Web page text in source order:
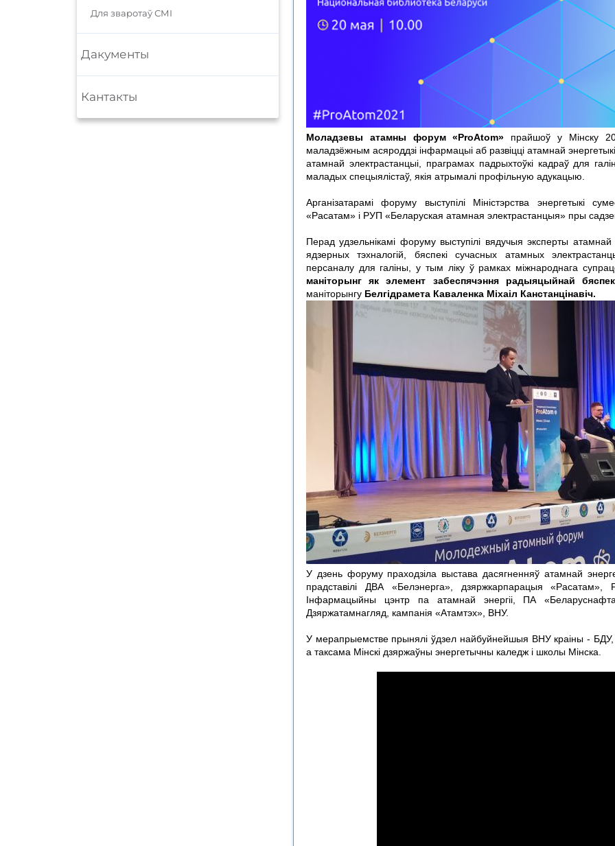
Для зваротаў СМІ
Дакументы
Кантакты
Моладзевы атамны форум «ProAtom» прайшоў у Мінску
маладзёжным асяроддзі інфармацыі аб развіцці атамнай
атамнай электрастанцыі, праграмах падрыхтоўкі кадраў для
маладых спецыялістаў, якія атрымалі профільную адукацыю.
Арганізатарамі форуму выступілі Міністэрства энергетыкі
«Расатам» і РУП «Беларуская атамная электрастанцыя» пры
Перад удзельнікамі форуму выступілі вядучыя эксперты
ядзерных тэхналогій, бяспекі сучасных атамных
персаналу для галіны, у тым ліку ў рамках міжнароднага
маніторынг як элемент забеспячэння радыяцыйнай
маніторынгу Белгідрамета Каваленка Міхаіл Канстанцінавіч.
У дзень форуму праходзіла выстава дасягненняў атамнай
прадставілі ДВА «Белэнерга», дзяржкарпарацыя «Расатам»,
Інфармацыйны цэнтр па атамнай энергіі, ПА
Дзяржатамнагляд, кампанія «Атамтэх», ВНУ.
У мерапрыемстве прынялі ўдзел найбуйнейшыя ВНУ краіны -
а таксама Мінскі дзяржаўны энергетычны каледж і школы Мінска.